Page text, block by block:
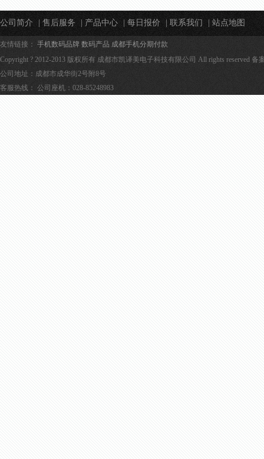
公司简介 售后服务 产品中心 每日报价 联系我们 站点地图
友情链接： 手机数码品牌 数码产品 成都手机分期付款
Copyright ? 2012-2013 版权所有 成都市凯译美电子科技有限公司 All rights reserved 备
公司地址：成都市成华街️2号附️8号
客服热线： 公司座机：028-85248983